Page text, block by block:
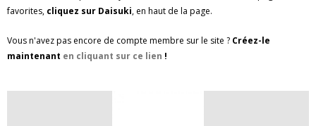
favorites, cliquez sur Daisuki, en haut de la page.
Vous n'avez pas encore de compte membre sur le site ? Créez-le
maintenant en cliquant sur ce lien !